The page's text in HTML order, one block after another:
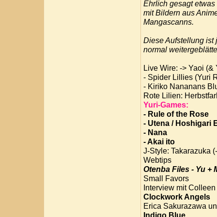
Ehrlich gesagt
mit Bildern aus
Mangascanns.
Diese Aufstellung ist
normal
Live Wire: -> Yaoi
- Spider Lillies (Yuri
- Kiriko Nananans
Rote Lilien:
Yuri-Games:
- Rule of the Rose
- Utena / Hoshigari
- Nana
- Akai ito
J-Style: Takarazuka
Webtips
Otenba Files - Yu +
Small Favors
Interview mit
Clockwork Angels
Erica Sakurazawa
Indigo Blue